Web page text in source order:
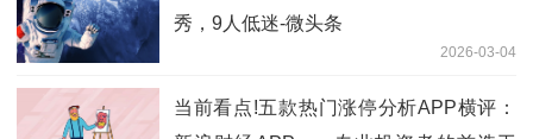
秀，9人低迷-微头条
2026-03-04
当前看点!五款热门涨停分析APP横评：